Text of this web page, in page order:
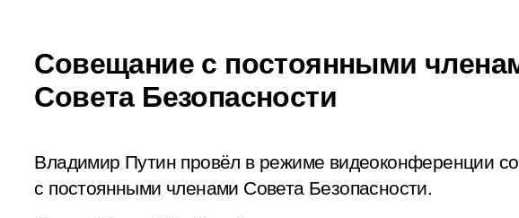
Совещание с постоянными
Совета Безопасности
Владимир Путин провёл в режиме видеоконференции
с постоянными членами Совета Безопасности.